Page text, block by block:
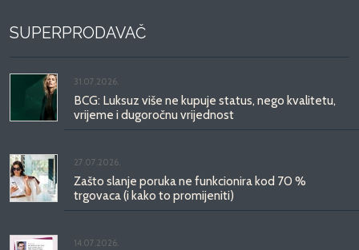
SUPERPRODAVAČ
31.07.2026.
BCG: Luksuz više ne kupuje status, nego kvalitetu,
vrijeme i dugoročnu vrijednost
27.07.2026.
Zašto slanje poruka ne funkcionira kod 70 %
trgovaca (i kako to promijeniti)
14.07.2026.